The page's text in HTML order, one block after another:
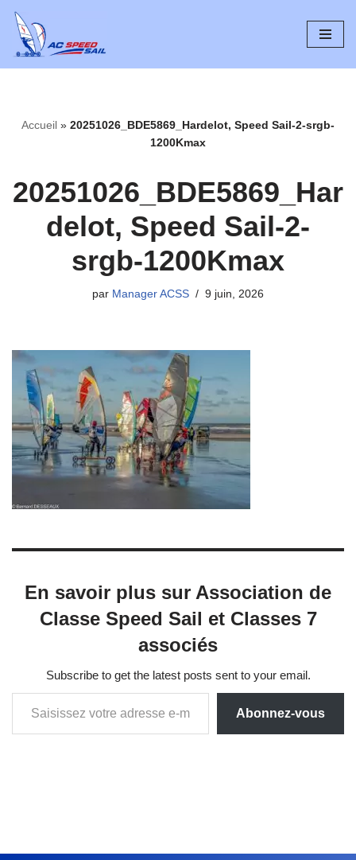
Aller
au
Accueil » 20251026_BDE5869_Hardelot, Speed Sail-2-srgb-
1200Kmax
20251026_BDE5869_Har
delot, Speed Sail-2-
srgb-1200Kmax
par Manager ACSS 9 juin, 2026
En savoir plus sur Association de
Classe Speed Sail et Classes 7
associés
Subscribe to get the latest posts sent to your email.
Abonnez-vous